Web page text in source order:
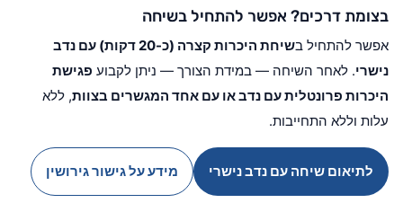
בצומת דרכים? אפשר להתחיל בשיחה
אפשר להתחיל ב
שיחת היכרות קצרה (כ-20 דקות) עם נדב
נישרי. לאחר השיחה — במידת הצורך — ניתן לקבוע פגישת
היכרות פרונטלית עם נדב או עם אחד המגשרים בצוות, ללא
עלות וללא התחייבות.
לתיאום שיחה עם נדב נישרי מידע על גישור גירושין